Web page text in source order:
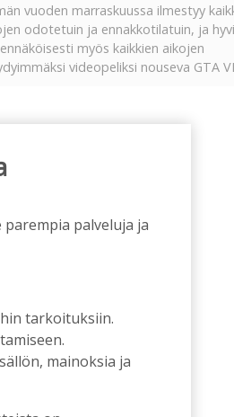
vuoden marraskuussa ilmestyy
odotetuin ja ennakkotilatuin, ja
myös kaikkien aikojen
videopeliksi nouseva GTA
palveluja ja
tarkoituksiin.
mainoksia ja